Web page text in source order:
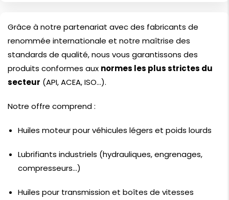
Grâce à notre partenariat avec des fabricants de
renommée internationale et notre maîtrise des
standards de qualité, nous vous garantissons des
produits conformes aux normes les plus strictes du
secteur (API, ACEA, ISO…).
Notre offre comprend :
Huiles moteur pour véhicules légers et poids lourds
Lubrifiants industriels (hydrauliques, engrenages,
compresseurs…)
Huiles pour transmission et boîtes de vitesses